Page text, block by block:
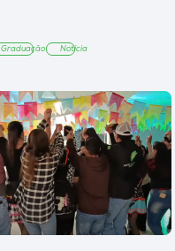
Graduação Notícia